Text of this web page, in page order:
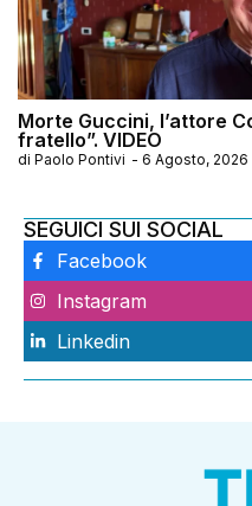
Morte Guccini, l’attore
fratello”. VIDEO
di Paolo Pontivi - 6 Agosto, 2026
SEGUICI SUI SOCIAL
Facebook
Instagram
Linkedin